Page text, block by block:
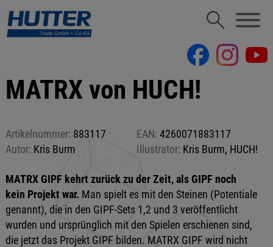
MATRX von HUCH!
Artikelnummer: 883117 EAN: 4260071883117
Autor: Kris Burm Illustrator: Kris Burm, HUCH!
MATRX GIPF kehrt zurück zu der Zeit, als GIPF noch
kein Projekt war. Man spielt es mit den Steinen (Potentiale
genannt), die in den GIPF-Sets 1,2 und 3 veröffentlicht
wurden und ursprünglich mit den Spielen erschienen sind,
die jetzt das Projekt GIPF bilden. MATRX GIPF wird nicht